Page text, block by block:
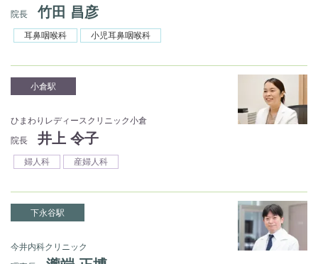
院長
竹田 昌彦
耳鼻咽喉科 小児耳鼻咽喉科
小倉駅
ひまわりレディースクリニック小倉
院長
井上 令子
婦人科 産婦人科
下永谷駅
今井内科クリニック